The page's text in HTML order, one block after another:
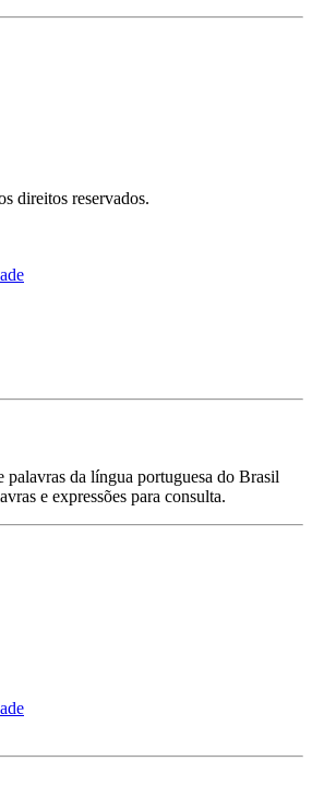
direitos reservados.
palavras da língua portuguesa do Brasil
e expressões para consulta.